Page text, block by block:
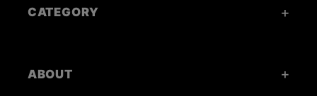
CATEGORY
ABOUT